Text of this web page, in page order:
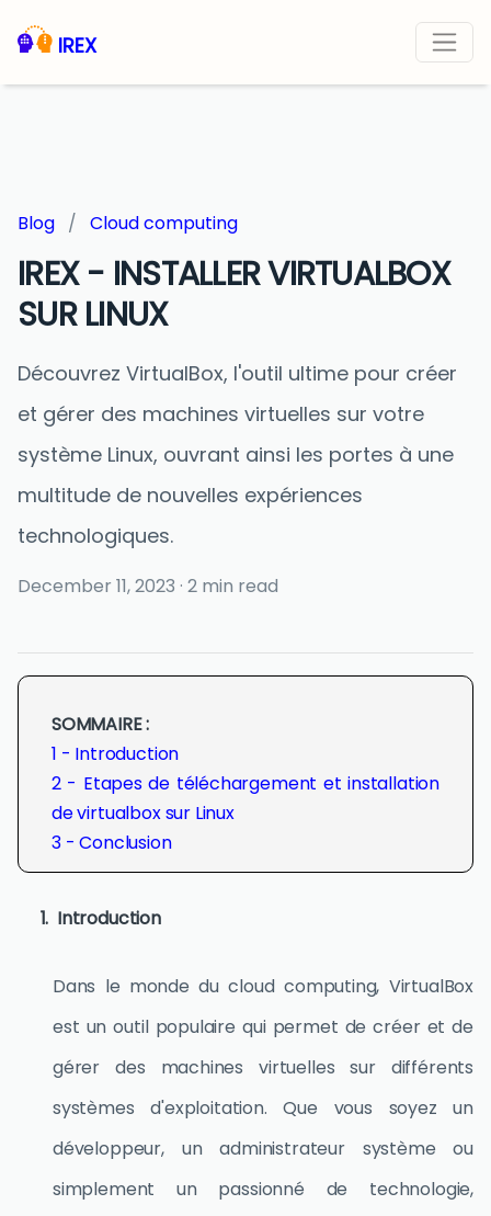
IREX
Blog / Cloud computing
IREX - INSTALLER VIRTUALBOX
SUR LINUX
Découvrez VirtualBox, l'outil ultime pour créer
et gérer des machines virtuelles sur votre
système Linux, ouvrant ainsi les portes à une
multitude de nouvelles expériences
technologiques.
December 11, 2023 · 2 min read
SOMMAIRE :
1 - Introduction
2 - Etapes de téléchargement et installation
de virtualbox sur Linux
3 - Conclusion
Introduction
Dans le monde du cloud computing, VirtualBox
est un outil populaire qui permet de créer et de
gérer des machines virtuelles sur différents
systèmes d'exploitation. Que vous soyez un
développeur, un administrateur système ou
simplement un passionné de technologie,